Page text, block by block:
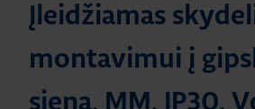
Įleidžiamas
montavimui į
sieną, MM, IP30,